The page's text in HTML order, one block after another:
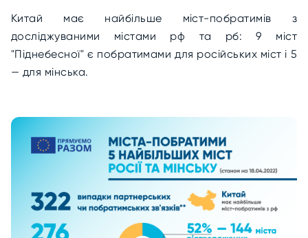
Китай має найбільше міст-побратимів з
досліджуваними містами рф та рб: 9 міст
"Піднебесної" є побратимами для російських міст і 5
— для мінська.